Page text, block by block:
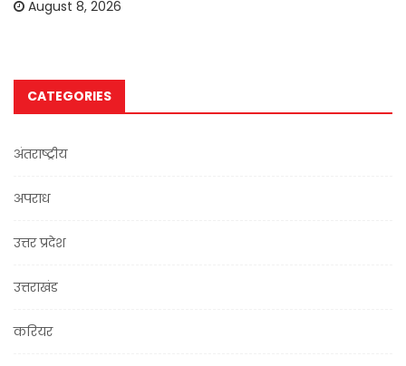
August 8, 2026
CATEGORIES
अंतराष्ट्रीय
अपराध
उत्तर प्रदेश
उत्तराखंड
करियर